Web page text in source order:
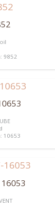
9852
10653
16053